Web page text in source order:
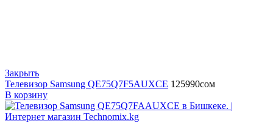
Закрыть
Телевизор Samsung QE75Q7F5AUXCE 125990сом
В корзину